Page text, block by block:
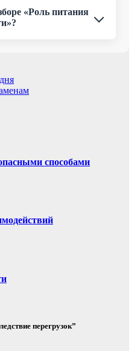
«Роль питания
способами
перегрузок”